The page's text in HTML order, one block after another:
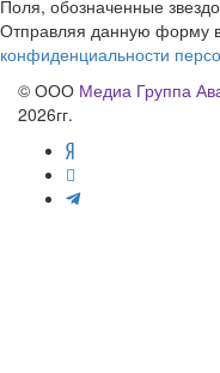
Поля, обозначенные
Отправляя данную форму
конфиденциальности
© ООО Медиа Группа
2026гг.